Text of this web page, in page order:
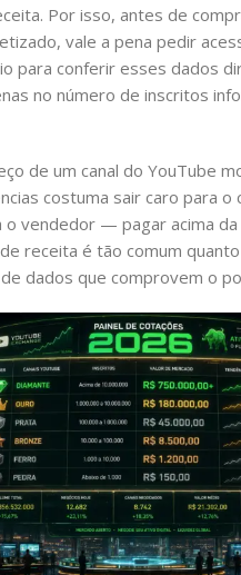
Por isso, antes de
vale a pena pedir
para conferir esses dados
no número de inscritos
de um canal do YouTube
costuma sair caro para o
o vendedor — pagar acima da
receita é tão comum
dados que comprovem o